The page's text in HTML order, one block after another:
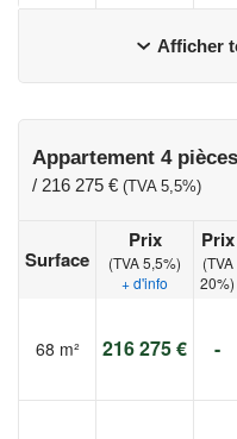
Afficher
Appartement 4 pièces
/ 216 275 € (TVA 5,5%)
Surface
Prix
(TVA 5,5%)
+ d'info
Prix
(TVA
20%)
68 m² 216 275 € -